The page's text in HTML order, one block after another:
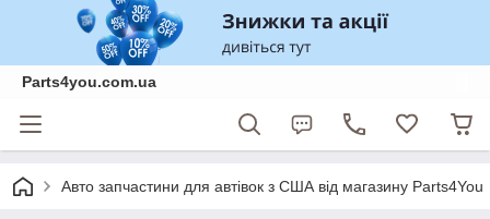
Parts4you.com.ua
Авто запчастини для автівок з США від магазину Parts4You